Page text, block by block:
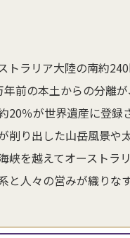
トラリア大陸の南約
年前の本土からの分離
20％が世界遺産に登録
削り出した山岳風景や
峡を越えてオーストラ
と人々の営みが織りな